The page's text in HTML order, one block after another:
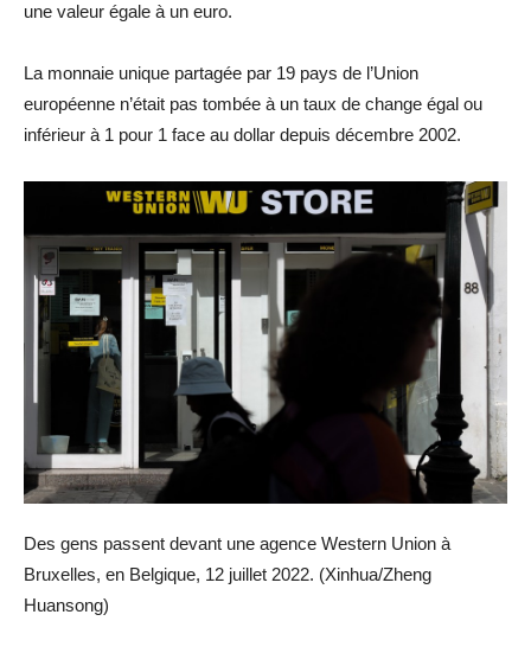
une valeur égale à un euro.
La monnaie unique partagée par 19 pays de l’Union
européenne n’était pas tombée à un taux de change égal ou
inférieur à 1 pour 1 face au dollar depuis décembre 2002.
Des gens passent devant une agence Western Union à
Bruxelles, en Belgique, 12 juillet 2022. (Xinhua/Zheng
Huansong)